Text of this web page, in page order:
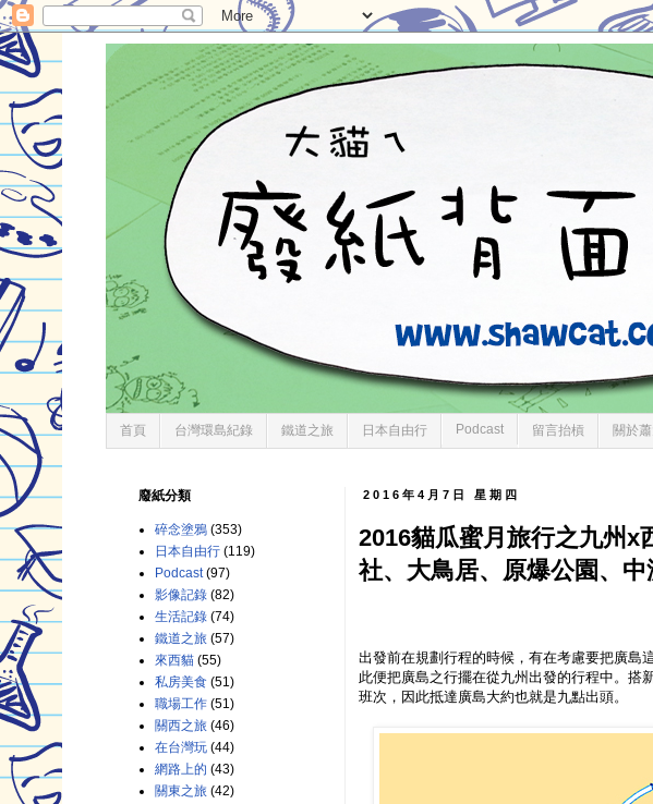
首頁 台灣環島紀錄 鐵道之旅 日本自由行 Podcast 留言抬槓 關於
2016年4月7日 星期四
2016貓瓜蜜月旅行之九州x
社、大鳥居、原爆公園、中
出發前在規劃行程的時候，有在考慮要把廣島
此便把廣島之行擺在從九州出發的行程中。搭
班次，因此抵達廣島大約也就是九點出頭。
廢紙分類
碎念塗鴉 (353)
日本自由行 (119)
Podcast (97)
影像記錄 (82)
生活記錄 (74)
鐵道之旅 (57)
來西貓 (55)
私房美食 (51)
職場工作 (51)
關西之旅 (46)
在台灣玩 (44)
網路上的 (43)
關東之旅 (42)